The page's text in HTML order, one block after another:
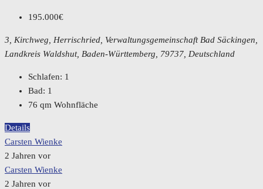
195.000€
3, Kirchweg, Herrischried, Verwaltungsgemeinschaft Bad Säckingen,
Landkreis Waldshut, Baden-Württemberg, 79737, Deutschland
Schlafen: 1
Bad: 1
76 qm Wohnfläche
Details
Carsten Wienke
2 Jahren vor
Carsten Wienke
2 Jahren vor